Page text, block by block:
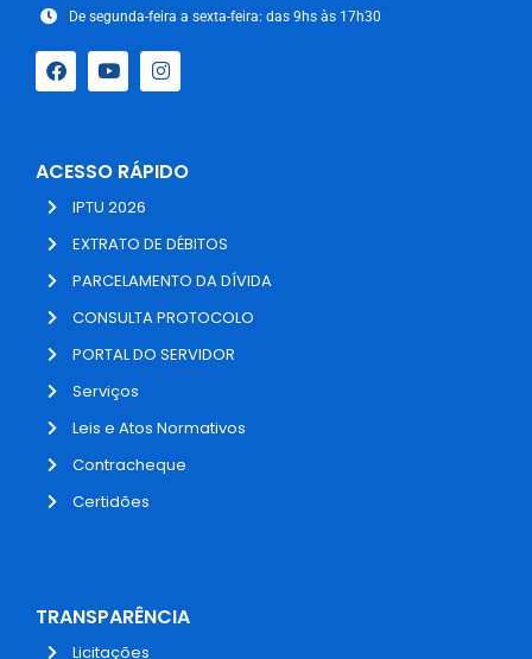
De segunda-feira a sexta-feira: das 9hs às 17h30
ACESSO RÁPIDO
IPTU 2026
EXTRATO DE DÉBITOS
PARCELAMENTO DA DÍVIDA
CONSULTA PROTOCOLO
PORTAL DO SERVIDOR
Serviços
Leis e Atos Normativos
Contracheque
Certidões
TRANSPARÊNCIA
Licitações